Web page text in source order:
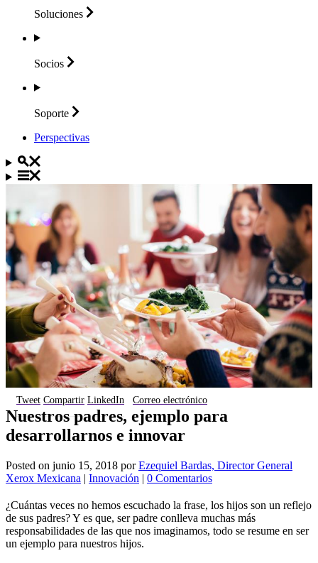
Soluciones
Socios
Soporte
Perspectivas
Tweet Compartir LinkedIn Correo electrónico
Nuestros padres, ejemplo para
desarrollarnos e innovar
Posted on junio 15, 2018 porEzequiel Bardas, Director General
Xerox Mexicana | Innovación | 0 Comentarios
¿Cuántas veces no hemos escuchado la frase, los hijos son un reflejo
de sus padres? Y es que, ser padre conlleva muchas más
responsabilidades de las que nos imaginamos, todo se resume en ser
un ejemplo para nuestros hijos.